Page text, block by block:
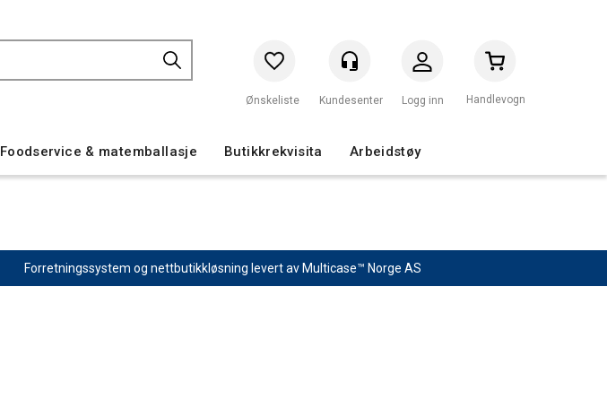
Logg inn Handlevogn
Foodservice & matemballasje Butikkrekvisita Arbeidstøy
Forretningssystem ognettbutikkløsning levert av Multicase™ Norge AS